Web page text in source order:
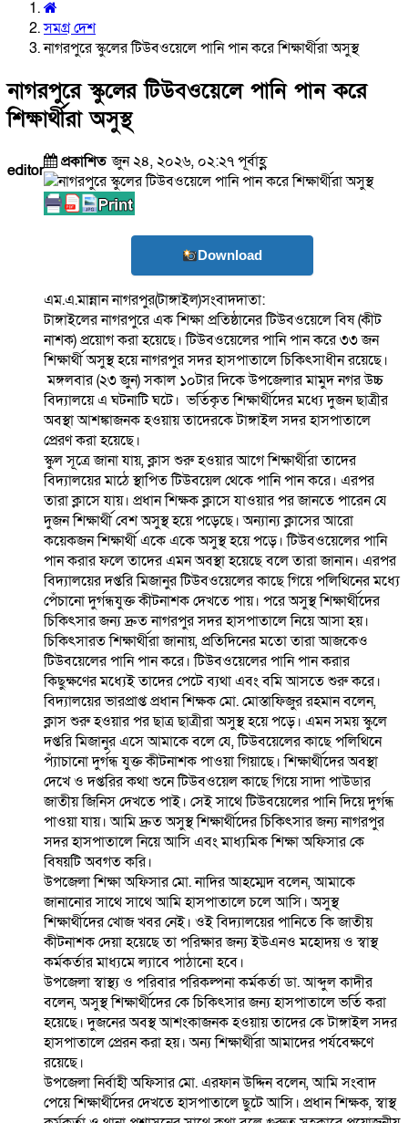
সমগ্র দেশ
নাগরপুরে স্কুলের টিউবওয়েলে পানি পান করে শিক্ষার্থীরা অসুস্থ
নাগরপুরে স্কুলের টিউবওয়েলে পানি পান করে
শিক্ষার্থীরা অসুস্থ
editor প্রকাশিতজুন ২৪, ২০২৬, ০২:২৭ পূর্বাহ্ণ
Download
এম.এ.মান্নান নাগরপুর(টাঙ্গাইল)সংবাদদাতা:
টাঙ্গাইলের নাগরপুরে এক শিক্ষা প্রতিষ্ঠানের টিউবওয়েলে বিষ (কীট
নাশক) প্রয়োগ করা হয়েছে। টিউবওয়েলের পানি পান করে ৩৩ জন
শিক্ষার্থী অসুস্থ হয়ে নাগরপুর সদর হাসপাতালে চিকিৎসাধীন রয়েছে।
মঙ্গলবার (২৩ জুন) সকাল ১০টার দিকে উপজেলার মামুদ নগর উচ্চ
বিদ্যালয়ে এ ঘটনাটি ঘটে। ভর্তিকৃত শিক্ষার্থীদের মধ্যে দুজন ছাত্রীর
অবস্থা আশঙ্কাজনক হওয়ায় তাদেরকে টাঙ্গাইল সদর হাসপাতালে
প্রেরণ করা হয়েছে।
স্কুল সূত্রে জানা যায়, ক্লাস শুরু হওয়ার আগে শিক্ষার্থীরা তাদের
বিদ্যালয়ের মাঠে স্থাপিত টিউবয়েল থেকে পানি পান করে। এরপর
তারা ক্লাসে যায়। প্রধান শিক্ষক ক্লাসে যাওয়ার পর জানতে পারেন যে
দুজন শিক্ষার্থী বেশ অসুস্থ হয়ে পড়েছে। অন্যান্য ক্লাসের আরো
কয়েকজন শিক্ষার্থী একে একে অসুস্থ হয়ে পড়ে। টিউবওয়েলের পানি
পান করার ফলে তাদের এমন অবস্থা হয়েছে বলে তারা জানান। এরপর
বিদ্যালয়ের দপ্তরি মিজানুর টিউবওয়েলের কাছে গিয়ে পলিথিনের মধ্যে
পেঁচানো দুর্গন্ধযুক্ত কীটনাশক দেখতে পায়। পরে অসুস্থ শিক্ষার্থীদের
চিকিৎসার জন্য দ্রুত নাগরপুর সদর হাসপাতালে নিয়ে আসা হয়।
চিকিৎসারত শিক্ষার্থীরা জানায়, প্রতিদিনের মতো তারা আজকেও
টিউবয়েলের পানি পান করে। টিউবওয়েলের পানি পান করার
কিছুক্ষণের মধ্যেই তাদের পেটে ব্যথা এবং বমি আসতে শুরু করে।
বিদ্যালয়ের ভারপ্রাপ্ত প্রধান শিক্ষক মো. মোস্তাফিজুর রহমান বলেন,
ক্লাস শুরু হওয়ার পর ছাত্র ছাত্রীরা অসুস্থ হয়ে পড়ে। এমন সময় স্কুলে
দপ্তরি মিজানুর এসে আমাকে বলে যে, টিউবয়েলের কাছে পলিথিনে
প্যাঁচানো দুর্গন্ধ যুক্ত কীটনাশক পাওয়া গিয়াছে। শিক্ষার্থীদের অবস্থা
দেখে ও দপ্তরির কথা শুনে টিউবওয়েল কাছে গিয়ে সাদা পাউডার
জাতীয় জিনিস দেখতে পাই। সেই সাথে টিউবয়েলের পানি দিয়ে দুর্গন্ধ
পাওয়া যায়। আমি দ্রুত অসুস্থ শিক্ষার্থীদের চিকিৎসার জন্য নাগরপুর
সদর হাসপাতালে নিয়ে আসি এবং মাধ্যমিক শিক্ষা অফিসার কে
বিষয়টি অবগত করি।
উপজেলা শিক্ষা অফিসার মো. নাদির আহম্মেদ বলেন, আমাকে
জানানোর সাথে সাথে আমি হাসপাতালে চলে আসি। অসুস্থ
শিক্ষার্থীদের খোজ খবর নেই। ওই বিদ্যালয়ের পানিতে কি জাতীয়
কীটনাশক দেয়া হয়েছে তা পরিক্ষার জন্য ইউএনও মহোদয় ও স্বাস্থ
কর্মকর্তার মাধ্যমে ল্যাবে পাঠানো হবে।
উপজেলা স্বাস্থ্য ও পরিবার পরিকল্পনা কর্মকর্তা ডা. আব্দুল কাদীর
বলেন, অসুস্থ শিক্ষার্থীদের কে চিকিৎসার জন্য হাসপাতালে ভর্তি করা
হয়েছে। দুজনের অবস্থ আশংকাজনক হওয়ায় তাদের কে টাঙ্গাইল সদর
হাসপাতালে প্রেরন করা হয়। অন্য শিক্ষার্থীরা আমাদের পর্যবেক্ষণে
রয়েছে।
উপজেলা নির্বাহী অফিসার মো. এরফান উদ্দিন বলেন, আমি সংবাদ
পেয়ে শিক্ষার্থীদের দেখতে হাসপাতালে ছুটে আসি। প্রধান শিক্ষক, স্বাস্থ